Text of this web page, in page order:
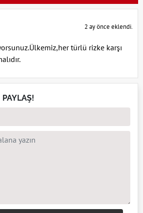
2 ay önce eklendi.
türlü rizke karşı
PAYLAŞ!